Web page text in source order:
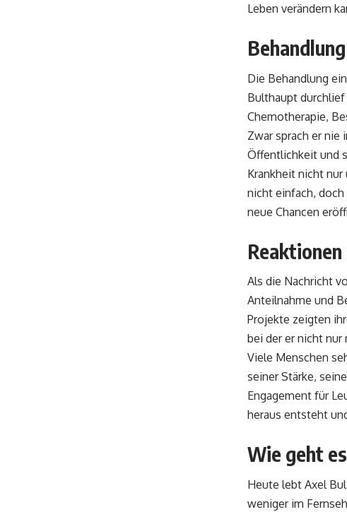
Leben verändern
Die Behandlung
Bulthaupt durchlief
Chemotherapie,
Zwar sprach er nie
Öffentlichkeit und
Krankheit nicht nur
nicht einfach,
neue Chancen
Als die Nachricht
Anteilnahme und
Projekte zeigten
bei der er nicht nur
Viele Menschen
seiner Stärke,
Engagement für
heraus entsteht
Wie geht
Heute lebt Axel
weniger im